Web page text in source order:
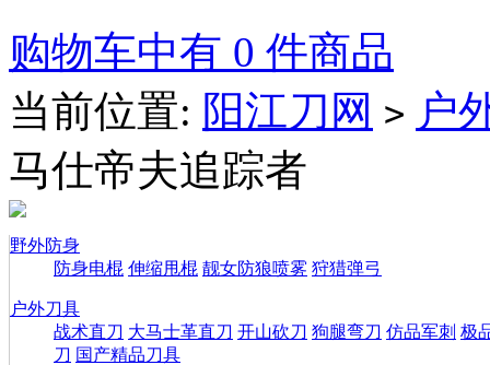
购物车中有 0 件商品
当前位置: 阳江刀网 > 户
马仕帝夫追踪者
野外防身
防身电棍 伸缩甩棍 靓女防狼喷雾 狩猎弹弓
户外刀具
战术直刀 大马士革直刀 开山砍刀 狗腿弯刀 仿品军刺 极
刀 国产精品刀具